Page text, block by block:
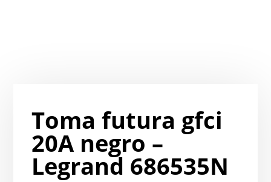
Toma futura gfci
20A negro –
Legrand 686535N